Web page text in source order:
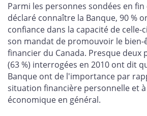
Parmi les personnes sondées en
déclaré connaître la Banque, 90 %
confiance dans la capacité de
son mandat de promouvoir le
financier du Canada. Presque deux
(63 %) interrogées en 2010 ont dit
Banque ont de l'importance par
situation financière personnelle et
économique en général.